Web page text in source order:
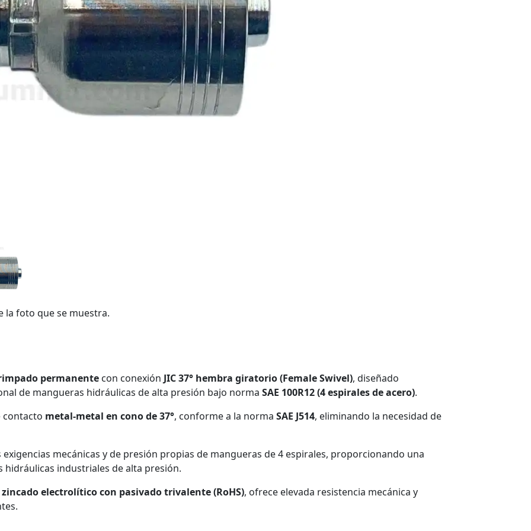
la foto que se muestra.
permanente con conexión JIC 37° hembra giratorio (Female Swivel), diseñado
de mangueras hidráulicas de alta presión bajo norma SAE 100R12 (4 espirales de acero).
contacto metal-metal en cono de 37°, conforme a la norma SAE J514, eliminando la necesidad de
mecánicas y de presión propias de mangueras de 4 espirales, proporcionando una
industriales de alta presión.
zincado electrolítico con pasivado trivalente (RoHS), ofrece elevada resistencia mecánica y